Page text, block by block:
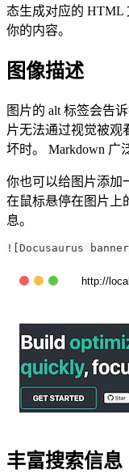
态生成对应的 HTML
你的内容。
图像描述
图片的 alt 标签会告
片无法通过视觉被观
坏时。 Markdown 广
你也可以给图片添
在鼠标悬停在图片上
息。
![Docusaurus
http://
丰富搜索信息